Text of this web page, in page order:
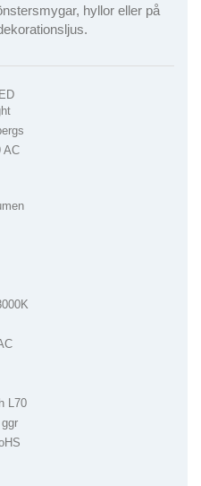
hyllor eller på
AC
L70